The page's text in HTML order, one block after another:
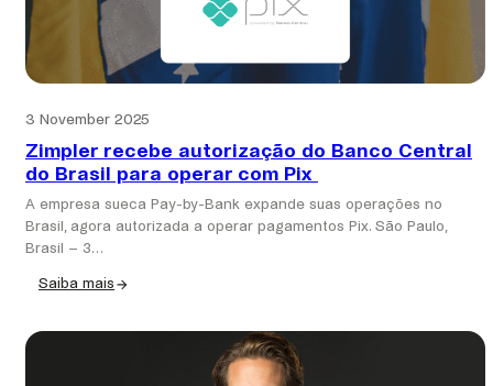
3 November 2025
Zimpler recebe autorização do Banco Central
do Brasil para operar com Pix
A empresa sueca Pay-by-Bank expande suas operações no
Brasil, agora autorizada a operar pagamentos Pix. São Paulo,
Brasil – 3…
Saiba mais